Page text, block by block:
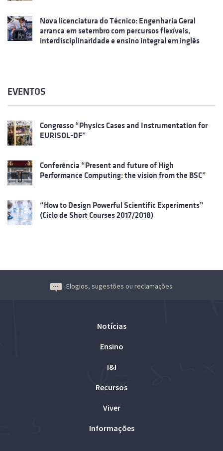
Nova licenciatura do Técnico: Engenharia Geral
arranca em setembro com percursos flexíveis,
interdisciplinaridade e ensino integral em inglês
EVENTOS
Congresso “Physics Cases and Instrumentation for
EURISOL-DF”
Conferência “Present and future of High
Performance Computing: the vision from the BSC”
“How to Design Powerful Scientific Experiments”
(Ciclo de Short Courses 2017/2018)
Elogios, sugestões ou reclamações
Notícias
Ensino
I&I
Recursos
Viver
Informações